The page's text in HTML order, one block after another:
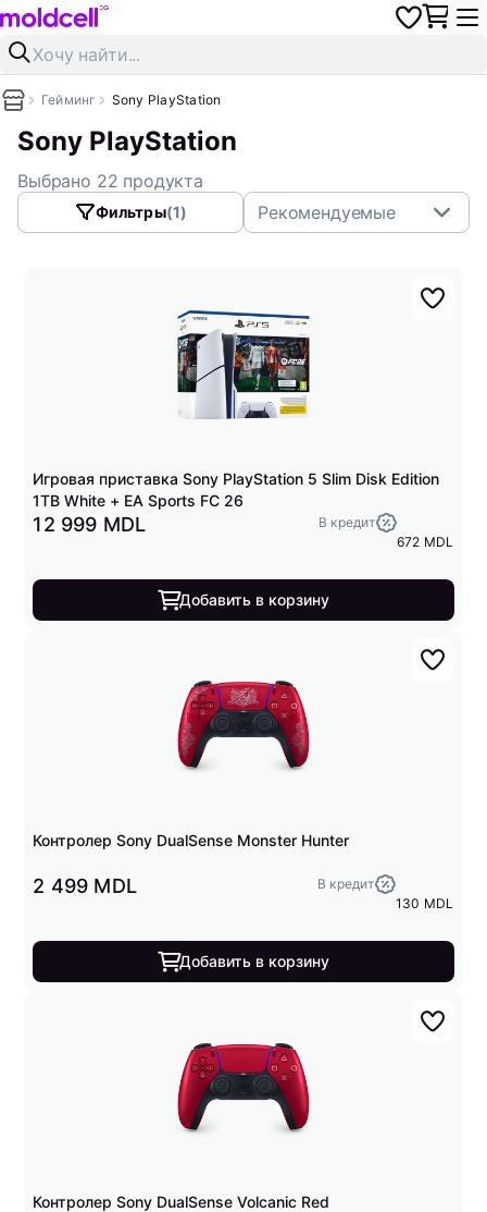
Гейминг Sony PlayStation
Sony PlayStation
Фильтры(1) Рекомендуемые
Выбрано 22 продукта
Игровая приставка Sony PlayStation 5 Slim Disk Edition
1TB White + EA Sports FC 26
12 999 MDL
В кредит
672 MDL
Добавить в корзину
Контролер Sony DualSense Monster Hunter
2 499 MDL
В кредит
130 MDL
Добавить в корзину
Контролер Sony DualSense Volcanic Red